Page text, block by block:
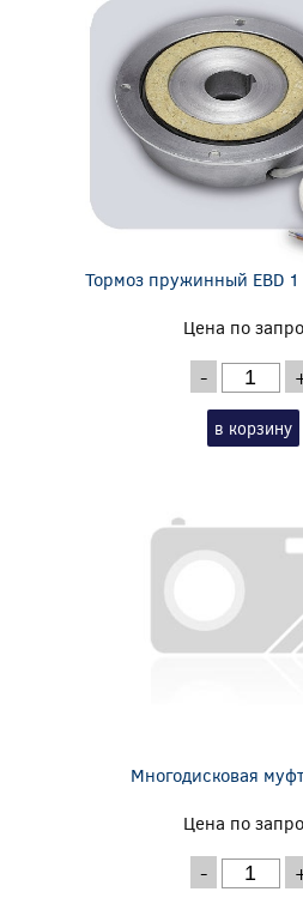
Тормоз пружинный EBD
Цена по
-
в корзину
Многодисковая
Цена по
-